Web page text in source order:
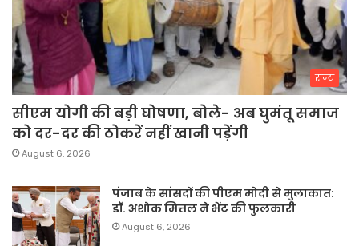
राज्य
सीएम योगी की बड़ी घोषणा, बोले- अब घुमंतू समाज
को दर-दर की ठोकरें नहीं खानी पड़ेंगी
August 6, 2026
पंजाब के सांसदों की पीएम मोदी से मुलाकात:
डॉ. अशोक मित्तल ने भेंट की फुलकारी
August 6, 2026